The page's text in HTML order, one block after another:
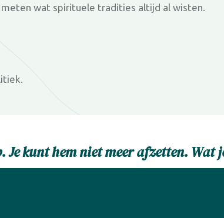
wat spirituele tradities altijd al wisten.
Je kunt hem niet meer afzetten. Wat